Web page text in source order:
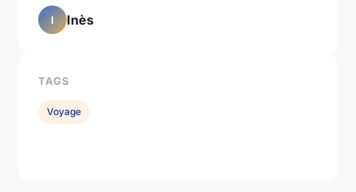
I Inès
TAGS
Voyage